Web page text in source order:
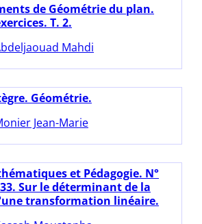
de Géométrie du plan.
T. 2.
Mahdi
Géométrie.
Jean-Marie
et Pédagogie. N°
33. Sur le déterminant de la
transformation linéaire.